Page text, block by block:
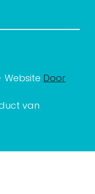
Website Door
van